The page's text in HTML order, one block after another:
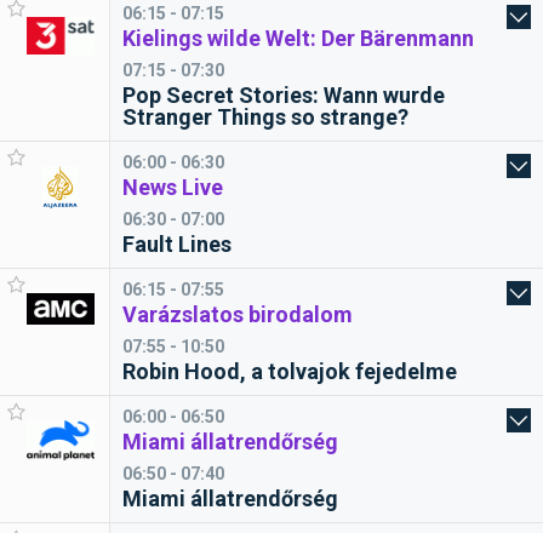
06:15 - 07:15
Kielings wilde Welt: Der Bärenmann
07:15 - 07:30
Pop Secret Stories: Wann wurde
Stranger Things so strange?
06:00 - 06:30
News Live
06:30 - 07:00
Fault Lines
06:15 - 07:55
Varázslatos birodalom
07:55 - 10:50
Robin Hood, a tolvajok fejedelme
06:00 - 06:50
Miami állatrendőrség
06:50 - 07:40
Miami állatrendőrség